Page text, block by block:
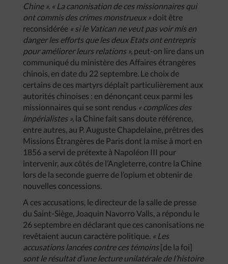
Chine ». « La canonisation de ces missionnaires qui
ont commis des crimes monstrueux » doit être
reconsidérée « si le Vatican ne veut pas voir mis en
danger les efforts que les deux Etats ont entrepris
pour améliorer leurs relations », peut-on lire dans un
communiqué du ministère des Affaires étrangères
chinois, en date du 22 septembre. Le choix de
certains de ces martyrs déplaît particulièrement aux
autorités chinoises : en dénonçant ceux parmi les
missionnaires qui se sont rendus « complices des
impérialistes », la Chine fait sans doute référence,
entre autres, au P. Auguste Chapdelaine, prêtres des
Missions Étrangères de Paris dont la mise à mort en
1856 a servi de prétexte à Napoléon III pour
intervenir, aux côtés de l’Angleterre, contre la Chine
lors de la seconde guerre de l’opium et obtenir de
nouvelles concessions.
A ces accusations, le directeur de la salle de presse
du Saint-Siège, Joaquin Navorro Valls, a répondu le
26 septembre en déclarant que ces canonisations ne
revêtaient aucun caractère politique. « Les
accusations lancées contre ces témoins[de la foi]
sont le résultat d’une lecture unilatérale de l’histoire